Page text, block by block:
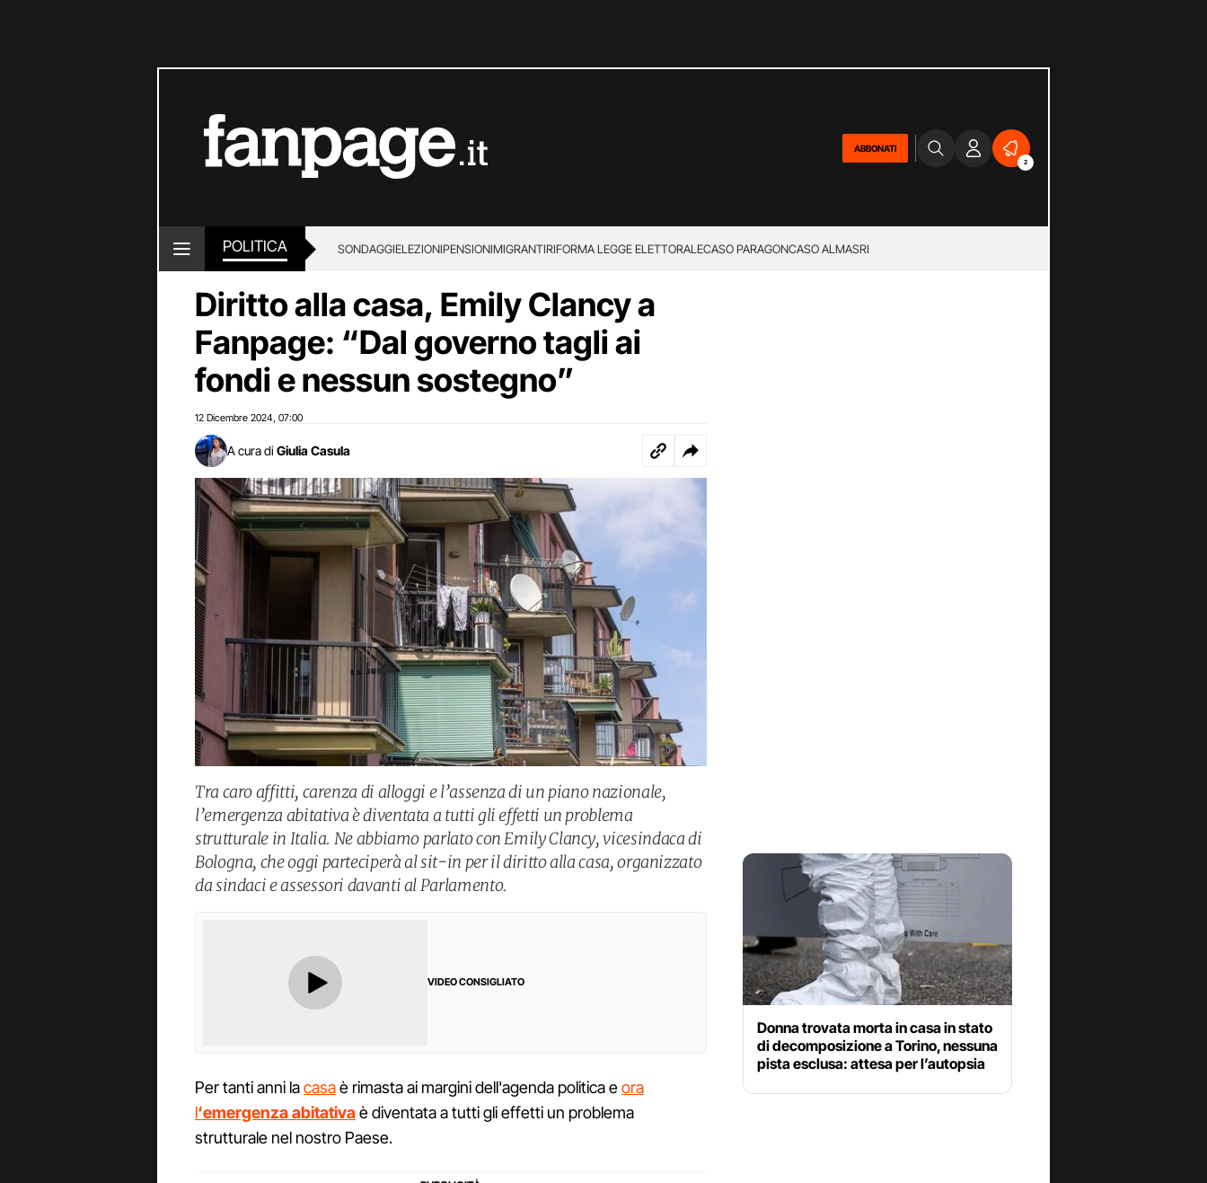
ABBONATI
2
POLITICA SONDAGGIELEZIONIPENSIONIMIGRANTIRIFORMA LEGGE ELETTORALECASO PARAGONCASO ALMASRI
Diritto alla casa, Emily Clancy a
Fanpage: “Dal governo tagli ai
fondi e nessun sostegno”
12 Dicembre 2024 07:00
A cura di Giulia Casula
Tra caro affitti, carenza di alloggi e l’assenza di un piano nazionale,
l’emergenza abitativa è diventata a tutti gli effetti un problema
strutturale in Italia. Ne abbiamo parlato con Emily Clancy, vicesindaca di
Bologna, che oggi parteciperà al sit-in per il diritto alla casa, organizzato
da sindaci e assessori davanti al Parlamento.
VIDEO CONSIGLIATO
Per tanti anni lacasaè rimasta ai margini dell'agenda politica eora
l‘emergenza abitativaè diventata a tutti gli effetti un problema
strutturale nel nostro Paese.
Donna trovata morta in casa in stato
di decomposizione a Torino, nessuna
pista esclusa: attesa per l’autopsia